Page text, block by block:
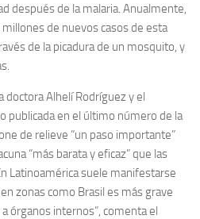
después de la malaria. Anualmente,
de nuevos casos de esta
de la picadura de un mosquito, y
doctora Alhelí Rodríguez y el
publicada en el último número de la
de relieve “un paso importante”
“más barata y eficaz” que las
Latinoamérica suele manifestarse
zonas como Brasil es más grave
órganos internos”, comenta el